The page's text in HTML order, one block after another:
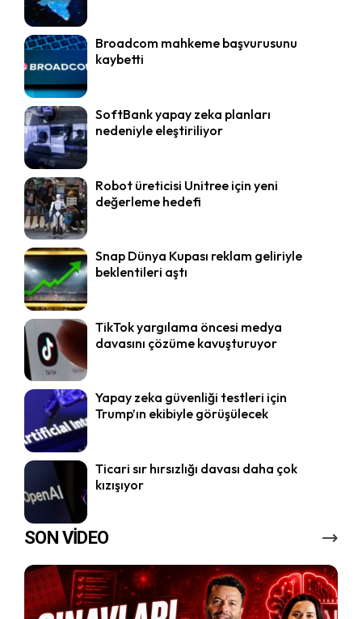
Broadcom mahkeme başvurusunu
kaybetti
SoftBank yapay zeka planları
nedeniyle eleştiriliyor
Robot üreticisi Unitree için yeni
değerleme hedefi
Snap Dünya Kupası reklam geliriyle
beklentileri aştı
TikTok yargılama öncesi medya
davasını çözüme kavuşturuyor
Yapay zeka güvenliği testleri için
Trump’ın ekibiyle görüşülecek
Ticari sır hırsızlığı davası daha çok
kızışıyor
SON VİDEO